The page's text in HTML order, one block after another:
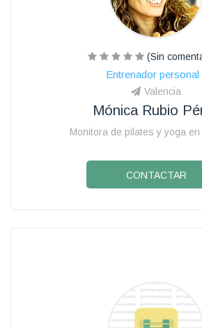
(Sin
Entrenador personal
Valencia
Mónica Rubio
Monitora de pilates y yoga en
CONTACTAR